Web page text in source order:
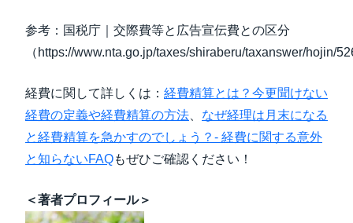
参考：国税庁｜交際費等と広告宣伝費との区分
（https://www.nta.go.jp/taxes/shiraberu/taxanswer/hojin/
経費に関して詳しくは： 経費精算とは？今更聞けない
経費の定義や経費精算の方法
なぜ経理は月末になる
と経費精算を急かすのでしょう？- 経費に関する意外
と知らないFAQもぜひご確認ください！
＜著者プロフィール＞